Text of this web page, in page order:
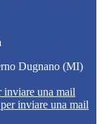
Dugnano (MI)
inviare una mail
inviare una mail